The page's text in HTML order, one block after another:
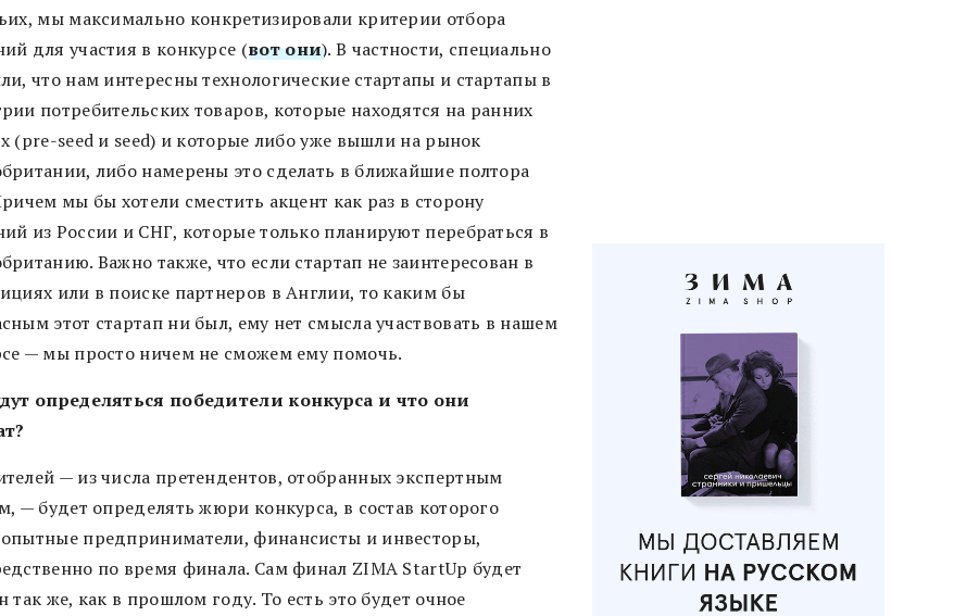
мы максимально конкретизировали критерии отбора
для участия в конкурсе (вот они). В частности, специально
что нам интересны технологические стартапы и стартапы в
потребительских товаров, которые находятся на ранних
(pre-seed и seed) и которые либо уже вышли на рынок
либо намерены это сделать в ближайшие полтора
мы бы хотели сместить акцент как раз в сторону
из России и СНГ, которые только планируют перебраться в
Важно также, что если стартап не заинтересован в
или в поиске партнеров в Англии, то каким бы
этот стартап ни был, ему нет смысла участвовать в нашем
— мы просто ничем не сможем ему помочь.
определяться победители конкурса и что они
— из числа претендентов, отобранных экспертным
— будет определять жюри конкурса, в состав которого
предприниматели, финансисты и инвесторы,
по время финала. Сам финал ZIMA StartUp будет
так же, как в прошлом году. То есть это будет очное